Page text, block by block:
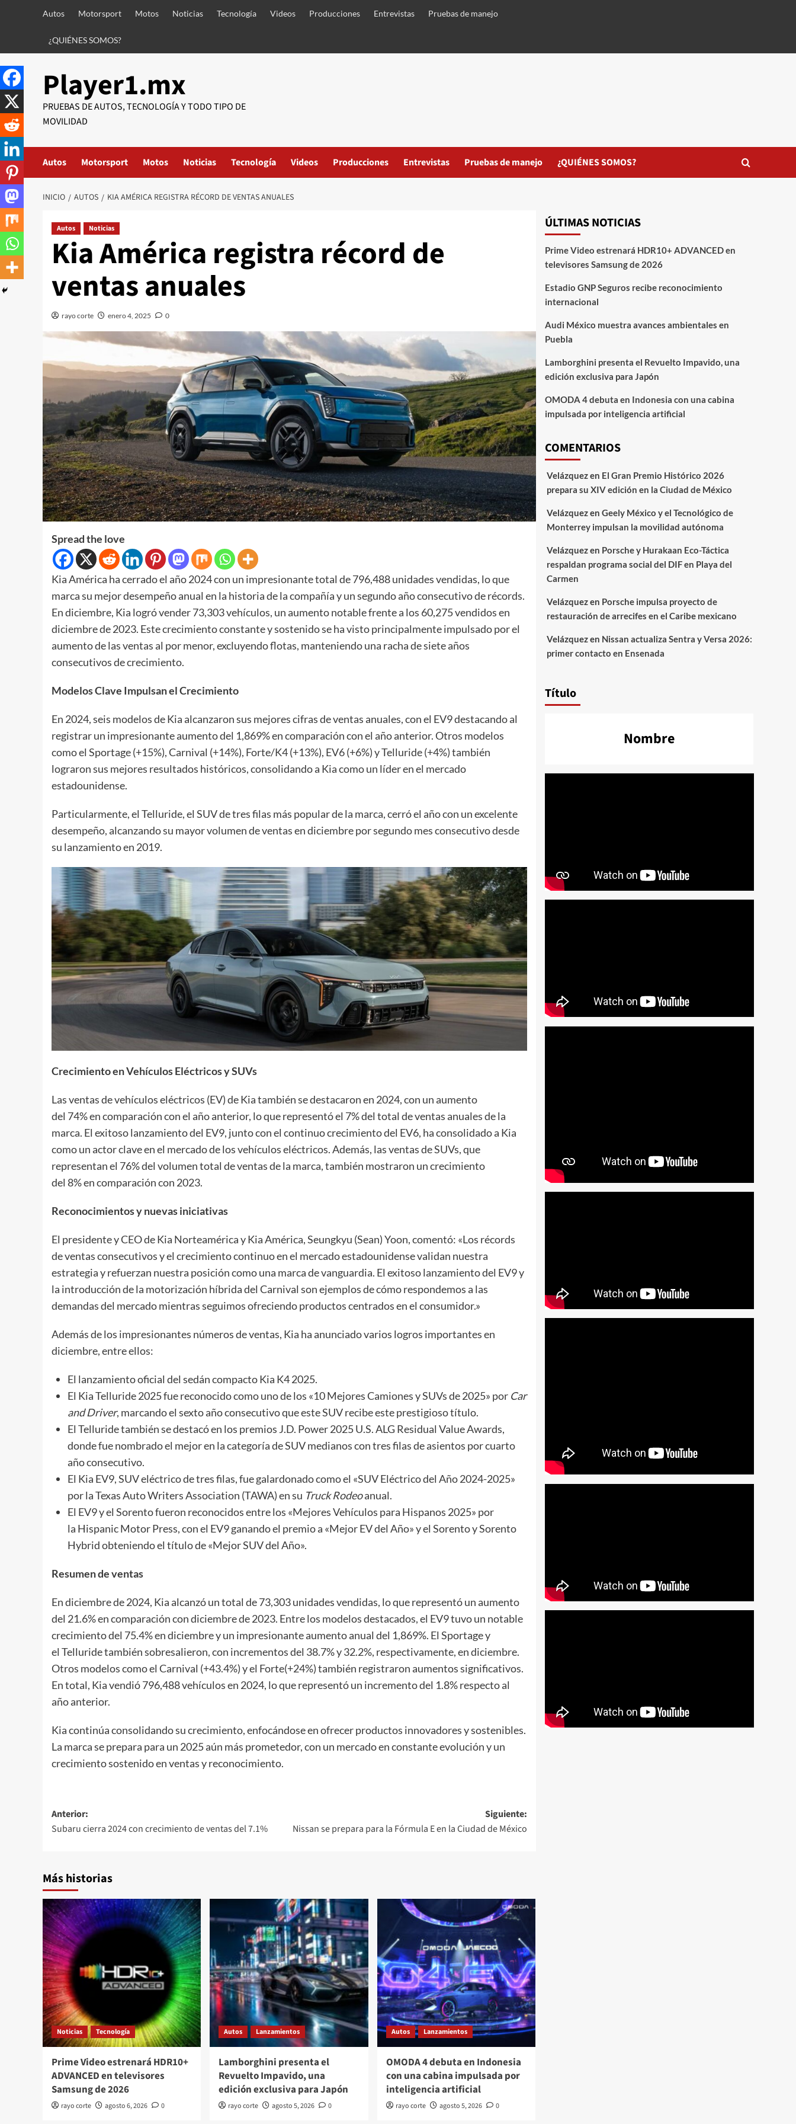
Autos Motorsport Motos Noticias Tecnología Videos Producciones Entrevistas Pruebas de manejo
¿QUIÉNES SOMOS?
Player1.mx
PRUEBAS DE AUTOS, TECNOLOGÍA Y TODO TIPO DE
MOVILIDAD
Autos Motorsport Motos Noticias Tecnología Videos Producciones Entrevistas Pruebas de manejo ¿QUIÉNES SOMOS?
INICIO AUTOS KIA AMÉRICA REGISTRA RÉCORD DE VENTAS ANUALES
Autos Noticias
Kia América registra récord de
ventas anuales
rayo corte enero 4, 2025 0
Spread the love
Kia América ha cerrado el año 2024 con un impresionante total de 796,488 unidades vendidas, lo que
marca su mejor desempeño anual en la historia de la compañía y un segundo año consecutivo de récords.
En diciembre, Kia logró vender 73,303 vehículos, un aumento notable frente a los 60,275 vendidos en
diciembre de 2023. Este crecimiento constante y sostenido se ha visto principalmente impulsado por el
aumento de las ventas al por menor, excluyendo flotas, manteniendo una racha de siete años
consecutivos de crecimiento.
Modelos Clave Impulsan el Crecimiento
En 2024, seis modelos de Kia alcanzaron sus mejores cifras de ventas anuales, con el EV9 destacando al
registrar un impresionante aumento del 1,869% en comparación con el año anterior. Otros modelos
como el Sportage (+15%), Carnival (+14%), Forte/K4 (+13%), EV6 (+6%) y Telluride (+4%) también
lograron sus mejores resultados históricos, consolidando a Kia como un líder en el mercado
estadounidense.
Particularmente, el Telluride, el SUV de tres filas más popular de la marca, cerró el año con un excelente
desempeño, alcanzando su mayor volumen de ventas en diciembre por segundo mes consecutivo desde
su lanzamiento en 2019.
Crecimiento en Vehículos Eléctricos y SUVs
Las ventas de vehículos eléctricos (EV) de Kia también se destacaron en 2024, con un aumento
del 74% en comparación con el año anterior, lo que representó el 7% del total de ventas anuales de la
marca. El exitoso lanzamiento del EV9, junto con el continuo crecimiento del EV6, ha consolidado a Kia
como un actor clave en el mercado de los vehículos eléctricos. Además, las ventas de SUVs, que
representan el 76% del volumen total de ventas de la marca, también mostraron un crecimiento
del 8% en comparación con 2023.
Reconocimientos y nuevas iniciativas
El presidente y CEO de Kia Norteamérica y Kia América, Seungkyu (Sean) Yoon, comentó: «Los récords
de ventas consecutivos y el crecimiento continuo en el mercado estadounidense validan nuestra
estrategia y refuerzan nuestra posición como una marca de vanguardia. El exitoso lanzamiento del EV9 y
la introducción de la motorización híbrida del Carnival son ejemplos de cómo respondemos a las
demandas del mercado mientras seguimos ofreciendo productos centrados en el consumidor.»
Además de los impresionantes números de ventas, Kia ha anunciado varios logros importantes en
diciembre, entre ellos:
El lanzamiento oficial del sedán compacto Kia K4 2025.
El Kia Telluride 2025 fue reconocido como uno de los «10 Mejores Camiones y SUVs de 2025» por Car
and Driver, marcando el sexto año consecutivo que este SUV recibe este prestigioso título.
El Telluride también se destacó en los premios J.D. Power 2025 U.S. ALG Residual Value Awards,
donde fue nombrado el mejor en la categoría de SUV medianos con tres filas de asientos por cuarto
año consecutivo.
El Kia EV9, SUV eléctrico de tres filas, fue galardonado como el «SUV Eléctrico del Año 2024-2025»
por la Texas Auto Writers Association (TAWA) en su Truck Rodeoanual.
El EV9 y el Sorento fueron reconocidos entre los «Mejores Vehículos para Hispanos 2025» por
la Hispanic Motor Press, con el EV9 ganando el premio a «Mejor EV del Año» y el Sorento y Sorento
Hybrid obteniendo el título de «Mejor SUV del Año».
Resumen de ventas
En diciembre de 2024, Kia alcanzó un total de 73,303 unidades vendidas, lo que representó un aumento
del 21.6% en comparación con diciembre de 2023. Entre los modelos destacados, el EV9 tuvo un notable
crecimiento del 75.4% en diciembre y un impresionante aumento anual del 1,869%. El Sportage y
el Telluride también sobresalieron, con incrementos del 38.7% y 32.2%, respectivamente, en diciembre.
Otros modelos como el Carnival (+43.4%) y el Forte(+24%) también registraron aumentos significativos.
En total, Kia vendió 796,488 vehículos en 2024, lo que representó un incremento del 1.8% respecto al
año anterior.
Kia continúa consolidando su crecimiento, enfocándose en ofrecer productos innovadores y sostenibles.
La marca se prepara para un 2025 aún más prometedor, con un mercado en constante evolución y un
crecimiento sostenido en ventas y reconocimiento.
Navegación
de
Anterior:
Subaru cierra 2024 con crecimiento de ventas del 7.1%
Siguiente:
Nissan se prepara para la Fórmula E en la Ciudad de México
Más historias
Noticias Tecnología
Prime Video estrenará HDR10+
ADVANCED en televisores
Samsung de 2026
rayo corte agosto 6, 2026 0
Autos Lanzamientos
Lamborghini presenta el
Revuelto Impavido, una
edición exclusiva para Japón
rayo corte agosto 5, 2026 0
Autos Lanzamientos
OMODA 4 debuta en Indonesia
con una cabina impulsada por
inteligencia artificial
rayo corte agosto 5, 2026 0
ÚLTIMAS NOTICIAS
Prime Video estrenará HDR10+ ADVANCED en
televisores Samsung de 2026
Estadio GNP Seguros recibe reconocimiento
internacional
Audi México muestra avances ambientales en
Puebla
Lamborghini presenta el Revuelto Impavido, una
edición exclusiva para Japón
OMODA 4 debuta en Indonesia con una cabina
impulsada por inteligencia artificial
COMENTARIOS
Velázquezen El Gran Premio Histórico 2026
prepara su XIV edición en la Ciudad de México
Velázquezen Geely México y el Tecnológico de
Monterrey impulsan la movilidad autónoma
Velázquezen Porsche y Hurakaan Eco-Táctica
respaldan programa social del DIF en Playa del
Carmen
Velázquezen Porsche impulsa proyecto de
restauración de arrecifes en el Caribe mexicano
Velázquezen Nissan actualiza Sentra y Versa 2026:
primer contacto en Ensenada
Título
Nombre